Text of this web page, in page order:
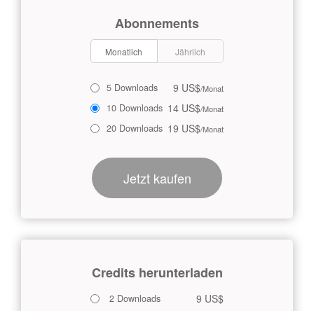
Abonnements
Monatlich Jährlich
5 Downloads 9 US$/Monat
10 Downloads 14 US$/Monat
20 Downloads 19 US$/Monat
Jetzt kaufen
Credits herunterladen
2 Downloads 9 US$